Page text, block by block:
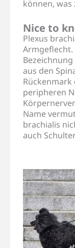
können,
Nice to
Plexus
Armgeflecht.
aus den
Rückenmark
peripheren
Name
brachialis
auch